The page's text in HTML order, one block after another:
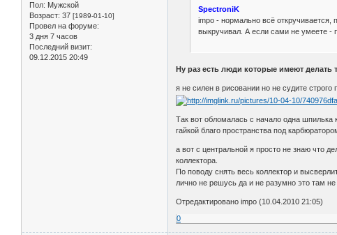
Пол: Мужской
Возраст: 37 [1989-01-10]
Провел на форуме:
3 дня 7 часов
Последний визит:
09.12.2015 20:49
SpectroniK
impo - нормально всё
выкручивал. А если сами не умеете -
Ну раз есть люди которые имеют
я не силен в рисовании но не судите
Так вот обломалась с начало одна
гайкой благо пространства под
а вот с центральной я просто не знаю что
коллектора.
По поводу снять весь коллектор и
лично не решусь да и не разумно это там не
Отредактировано impo (10.04.2010 21:05)
0